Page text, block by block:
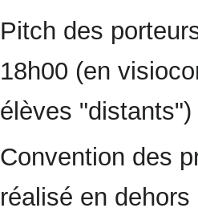
Pitch des
18h00 (en
élèves "distants")
Convention des
réalisé en